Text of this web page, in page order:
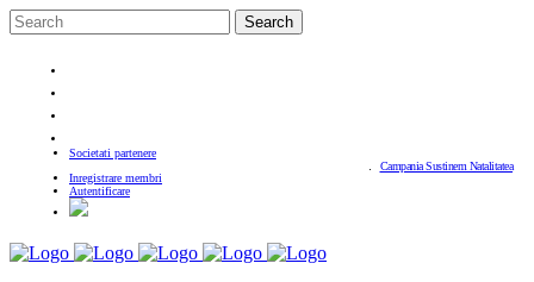
Societati partenere
Campania Sustinem Natalitatea
Inregistrare membri
Autentificare